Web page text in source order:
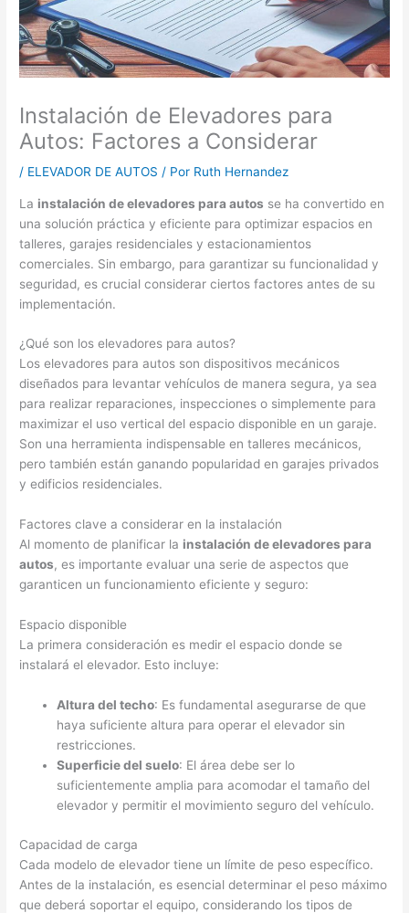
Instalación de Elevadores para
Autos: Factores a Considerar
/ ELEVADOR DE AUTOS / Por Ruth Hernandez
La instalación de elevadores para autos se ha convertido en
una solución práctica y eficiente para optimizar espacios en
talleres, garajes residenciales y estacionamientos
comerciales. Sin embargo, para garantizar su funcionalidad y
seguridad, es crucial considerar ciertos factores antes de su
implementación.
¿Qué son los elevadores para autos?
Los elevadores para autos son dispositivos mecánicos
diseñados para levantar vehículos de manera segura, ya sea
para realizar reparaciones, inspecciones o simplemente para
maximizar el uso vertical del espacio disponible en un garaje.
Son una herramienta indispensable en talleres mecánicos,
pero también están ganando popularidad en garajes privados
y edificios residenciales.
Factores clave a considerar en la instalación
Al momento de planificar la instalación de elevadores para
autos, es importante evaluar una serie de aspectos que
garanticen un funcionamiento eficiente y seguro:
Espacio disponible
La primera consideración es medir el espacio donde se
instalará el elevador. Esto incluye:
Altura del techo: Es fundamental asegurarse de que
haya suficiente altura para operar el elevador sin
restricciones.
Superficie del suelo: El área debe ser lo
suficientemente amplia para acomodar el tamaño del
elevador y permitir el movimiento seguro del vehículo.
Capacidad de carga
Cada modelo de elevador tiene un límite de peso específico.
Antes de la instalación, es esencial determinar el peso máximo
que deberá soportar el equipo, considerando los tipos de